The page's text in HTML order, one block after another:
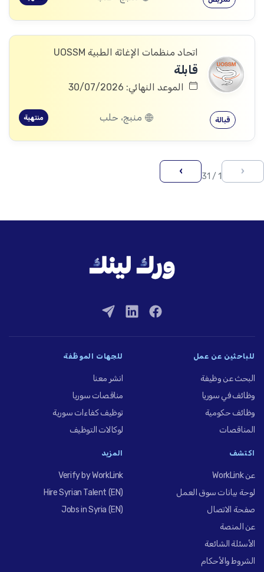
اتحاد منظمات الإغاثة الطبية UOSSM
قابلة
الموعد النهائي: 30/07/2026
قبالة منبج، حلب منتهية
‹
1 / 31
›
للباحثين عن عمل
البحث عن وظيفة
وظائف في سوريا
وظائف حكومية
المناقصات
للجهات الموظِّفة
انشر معنا
مناقصات سوريا
توظيف كفاءات سورية
لوكالات التوظيف
اكتشف
عن WorkLink
لوحة بيانات سوق العمل
صفحة الاتصال
عن المنصة
الأسئلة الشائعة
الشروط والأحكام
المزيد
Verify by WorkLink
Hire Syrian Talent (EN)
Jobs in Syria (EN)